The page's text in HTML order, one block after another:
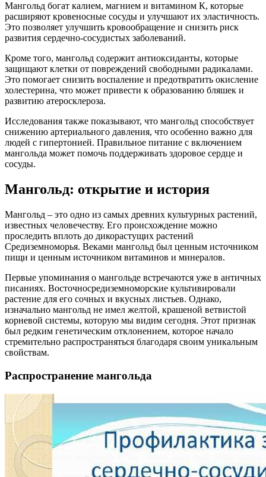
Мангольд богат калием, магнием и витамином К, которые
расширяют кровеносные сосуды и улучшают их эластичность.
Это позволяет улучшить кровообращение и снизить риск
развития сердечно-сосудистых заболеваний.
Кроме того, мангольд содержит антиоксиданты, которые
защищают клетки от повреждений свободными радикалами.
Это помогает снизить воспаление и предотвратить окисление
холестерина, что может привести к образованию бляшек и
развитию атеросклероза.
Исследования также показывают, что мангольд способствует
снижению артериального давления, что особенно важно для
людей с гипертонией. Правильное питание с включением
мангольда может помочь поддерживать здоровое сердце и
сосуды.
Мангольд: открытие и история
Мангольд – это одно из самых древних культурных растений,
известных человечеству. Его происхождение можно
проследить вплоть до дикорастущих растений
Средиземноморья. Веками мангольд был ценным источником
пищи и ценным источником витаминов и минералов.
Первые упоминания о мангольде встречаются уже в античных
писаниях. Восточносредиземноморские культивировали
растение для его сочных и вкусных листьев. Однако,
изначально мангольд не имел желтой, крашеной ветвистой
корневой системы, которую мы видим сегодня. Этот признак
был редким генетическим отклонением, которое начало
стремительно распространяться благодаря своим уникальным
свойствам.
Распространение мангольда